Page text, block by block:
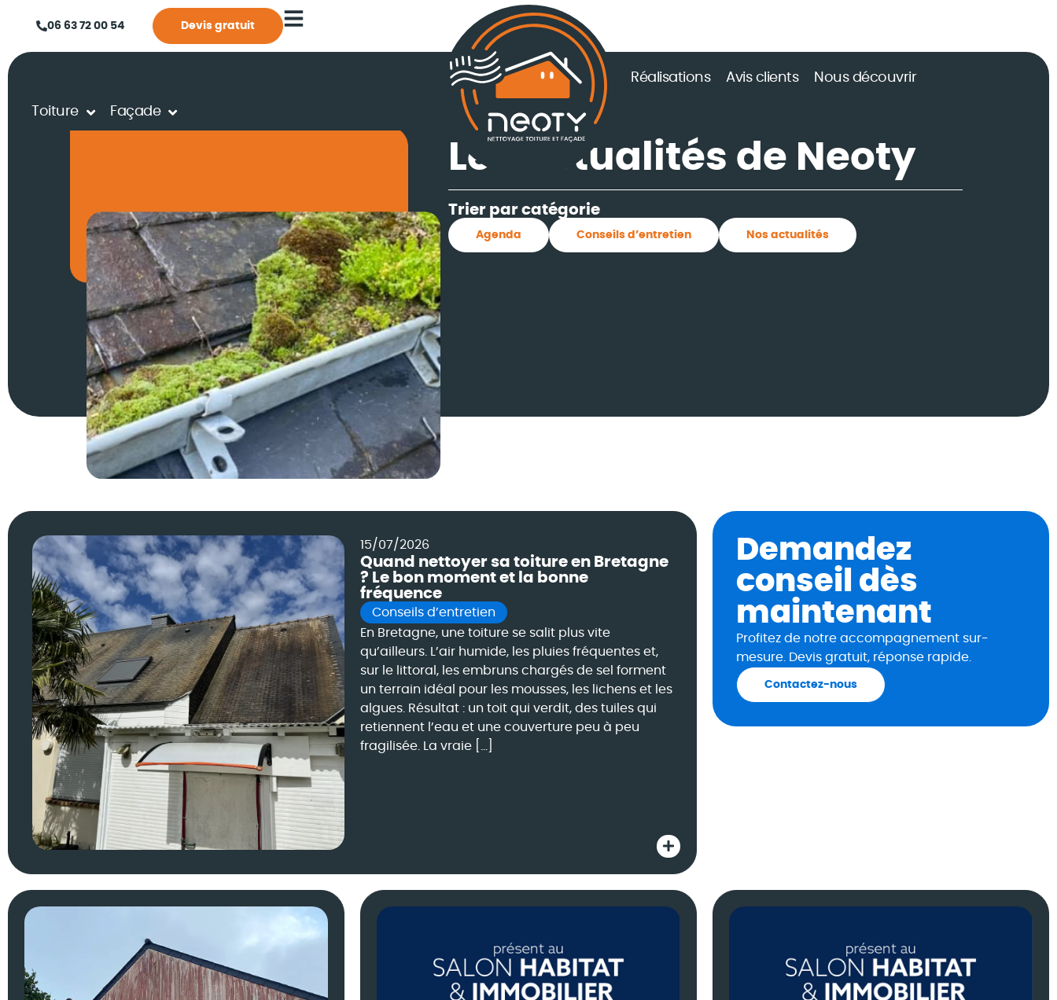
06 63 72 00 54 Devis gratuit
Toiture Façade
Réalisations Avis clients Nous découvrir
Les actualités de Neoty
Trier par catégorie
Agenda Conseils d’entretien Nos actualités
15/07/2026
Quand nettoyer sa toiture en Bretagne
? Le bon moment et la bonne
fréquence
Conseils d’entretien
En Bretagne, une toiture se salit plus vite
qu’ailleurs. L’air humide, les pluies fréquentes et,
sur le littoral, les embruns chargés de sel forment
un terrain idéal pour les mousses, les lichens et les
algues. Résultat : un toit qui verdit, des tuiles qui
retiennent l’eau et une couverture peu à peu
fragilisée. La vraie […]
Demandez
conseil dès
maintenant
Profitez de notre accompagnement sur-
mesure. Devis gratuit, réponse rapide.
Contactez-nous